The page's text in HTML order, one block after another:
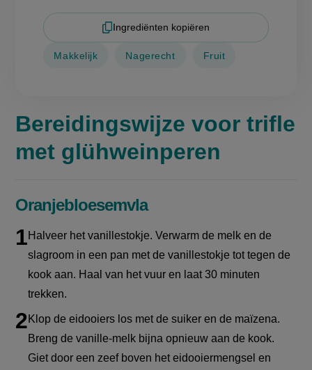
Ingrediënten kopiëren
Makkelijk Nagerecht Fruit
Bereidingswijze voor trifle
met glühweinperen
Oranjebloesemvla
Halveer het vanillestokje. Verwarm de melk en de
slagroom in een pan met de vanillestokje tot tegen de
kook aan. Haal van het vuur en laat 30 minuten
trekken.
Klop de eidooiers los met de suiker en de maïzena.
Breng de vanille-melk bijna opnieuw aan de kook.
Giet door een zeef boven het eidooiermengsel en